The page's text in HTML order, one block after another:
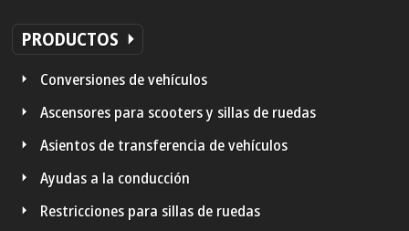
PRODUCTOS
Conversiones de vehículos
Ascensores para scooters y sillas de ruedas
Asientos de transferencia de vehículos
Ayudas a la conducción
Restricciones para sillas de ruedas